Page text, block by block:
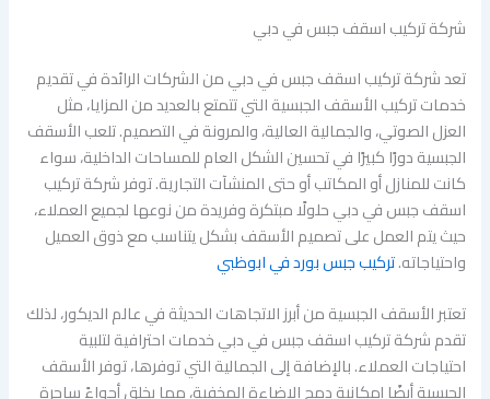
شركة تركيب اسقف جبس في دبي
تعد شركة تركيب اسقف جبس في دبي من الشركات الرائدة في تقديم
خدمات تركيب الأسقف الجبسية التي تتمتع بالعديد من المزايا، مثل
العزل الصوتي، والجمالية العالية، والمرونة في التصميم. تلعب الأسقف
الجبسية دورًا كبيرًا في تحسين الشكل العام للمساحات الداخلية، سواء
كانت للمنازل أو المكاتب أو حتى المنشآت التجارية. توفر شركة تركيب
اسقف جبس في دبي حلولًا مبتكرة وفريدة من نوعها لجميع العملاء،
حيث يتم العمل على تصميم الأسقف بشكل يتناسب مع ذوق العميل
واحتياجاته.تركيب جبس بورد في ابوظبي
تعتبر الأسقف الجبسية من أبرز الاتجاهات الحديثة في عالم الديكور، لذلك
تقدم شركة تركيب اسقف جبس في دبي خدمات احترافية لتلبية
احتياجات العملاء. بالإضافة إلى الجمالية التي توفرها، توفر الأسقف
الجبسية أيضًا إمكانية دمج الإضاءة المخفية، مما يخلق أجواءً ساحرة